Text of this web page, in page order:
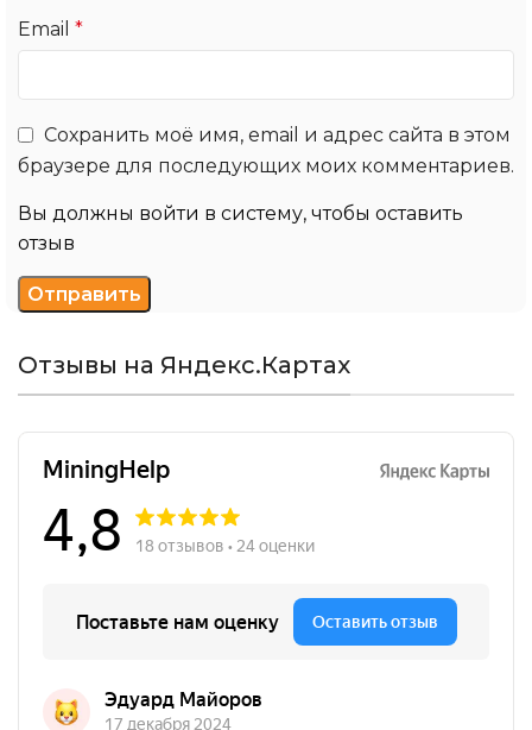
Email *
Сохранить моё имя, email и адрес сайта в этом
браузере для последующих моих комментариев.
Вы должны войти в систему, чтобы оставить
отзыв
Отзывы на Яндекс.Картах